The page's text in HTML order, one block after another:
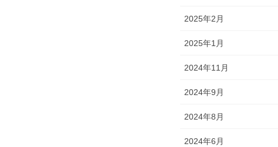
2025年2月
2025年1月
2024年11月
2024年9月
2024年8月
2024年6月